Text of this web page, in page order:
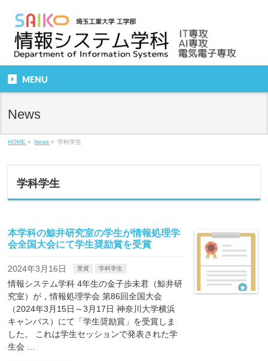
MENU
News
HOME » News » 学科学生
学科学生
本学科の鯨井研究室の学生が情報処理学
会全国大会にて学生奨励賞を受賞
2024年3月16日 受賞 学科学生
情報システム学科 4年生の金子歩未君（鯨井研
究室）が，情報処理学会 第86回全国大会
（2024年3月15日～3月17日 神奈川大学横浜
キャンパス）にて「学生奨励賞」を受賞しま
した。 これは学生セッションで発表された学
生会 …